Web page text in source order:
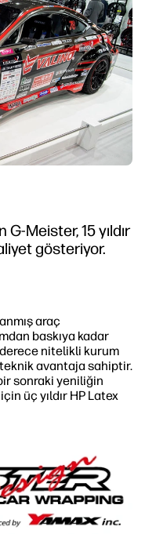
youtube
15 yıldır
gösteriyor.
araç
baskıya kadar
nitelikli kurum
avantaja sahiptir.
sonraki yeniliğin
üç yıldır HP Latex